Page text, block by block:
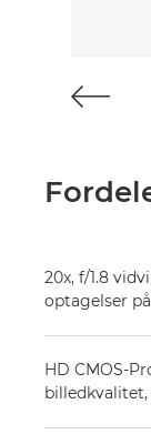
20x, f/1.8
optagelser
HD CMOS-